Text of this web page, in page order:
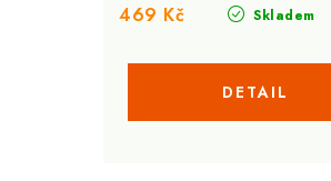
Skladem
469 Kč